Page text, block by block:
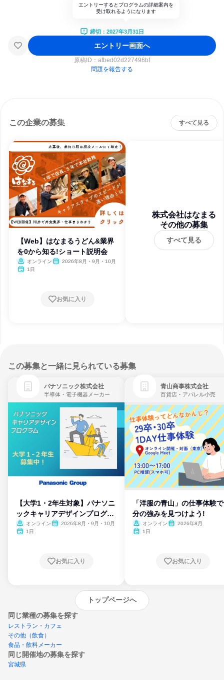
エントリーするとプログラムの詳細案内を
受け取れるようになります
締切：2027年3月31日
エントリー画面へ
原稿ID： afbed02d227496bf
問題を報告する
この企業の募集 すべて見る
【Web】はなまるうどん&業界
を0から知る!ショート説明会
オンライン
2026年8月・9月・10月
1日
お気に入り
株式会社はなまる
その他の募集
すべて見る
この募集と一緒に見られている募集
パナソニック株式会社
半導体・電子機器メーカー
【大学1・2年生対象】パナソニ
ックキャリアデザインプログラ
ム
オンライン
2026年8月・9月・10月
1日
お気に入り
青山商事株式会社
百貨店・アパレル小売
「洋服の青山」の仕事体験
分の強みを見つけよう!
オンライン
2026年8月
1日
お気に入り
トップページへ
同じ業種の募集を探す
レストラン・カフェ
その他（飲食）
食品・飲料メーカー
同じ開催地の募集を探す
宮城県